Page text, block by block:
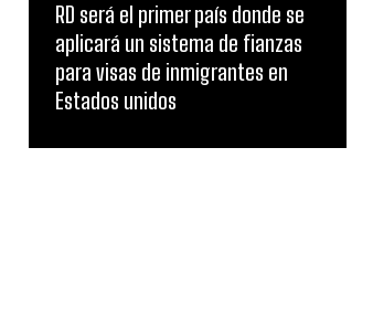
RD será el primer país donde se
aplicará un sistema de fianzas
para visas de inmigrantes en
Estados unidos